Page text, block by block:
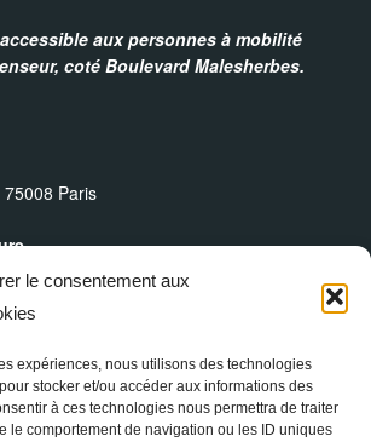
le consentement aux
expériences, nous utilisons des technologies
stocker et/ou accéder aux informations des
à ces technologies nous permettra de traiter
le comportement de navigation ou les ID uniques
accessible aux personnes à mobilité
coté Boulevard Malesherbes.
Paris
: 9h30 - 19h00
à10h30et18h